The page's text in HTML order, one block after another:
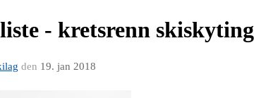
- kretsrenn skiskyting
den 19. jan 2018